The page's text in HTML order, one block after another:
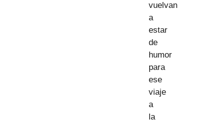
vuelvan
a
estar
de
humor
para
ese
viaje
a
la